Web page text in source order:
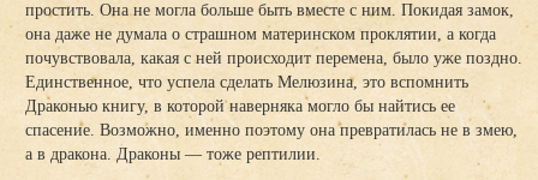
простить. Она не могла больше быть вместе с ним. Покидая замок,
она даже не думала о страшном материнском проклятии, а когда
почувствовала, какая с ней происходит перемена, было уже поздно.
Единственное, что успела сделать Мелюзина, это вспомнить
Драконью книгу, в которой наверняка могло бы найтись ее
спасение. Возможно, именно поэтому она превратилась не в змею,
а в дракона. Драконы — тоже рептилии.